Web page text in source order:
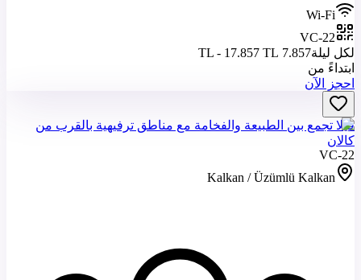
Wi-Fi
VC-22
لكل ليلة7.857 TL - 17.857 TL
ابتداءً من
احجز الآن
فيلا تجمع بين الطبيعة والفخامة مع مناطق ترفيهية بالقرب من
كالان
VC-22
Kalkan / Üzümlü Kalkan